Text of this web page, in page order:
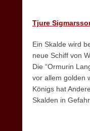
Tjure
Ein Skalde wird
neue Schiff von
Die “Ormurin
vor allem golden
Königs hat
Skalden in Gefahr.